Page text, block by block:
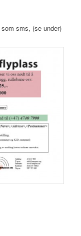
sms, (se under)